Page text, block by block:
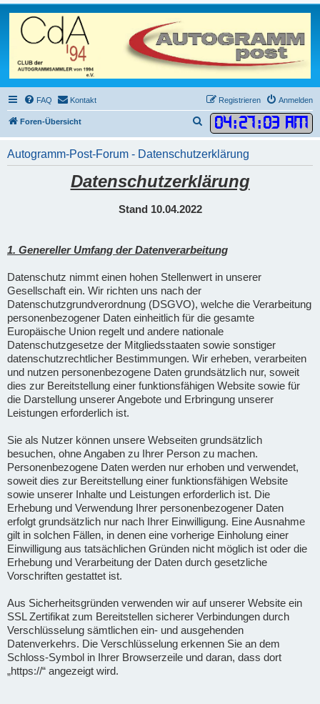
FAQ Kontakt Anmelden
Registrieren
Foren-Übersicht 04:27:04 AM
u
c
e
Autogramm-Post-Forum - Datenschutzerklärung
Datenschutzerklärung
Stand 10.04.2022
1. Genereller Umfang der Datenverarbeitung
Datenschutz nimmt einen hohen Stellenwert in unserer
Gesellschaft ein. Wir richten uns nach der
Datenschutzgrundverordnung (DSGVO), welche die Verarbeitung
personenbezogener Daten einheitlich für die gesamte
Europäische Union regelt und andere nationale
Datenschutzgesetze der Mitgliedsstaaten sowie sonstiger
datenschutzrechtlicher Bestimmungen. Wir erheben, verarbeiten
und nutzen personenbezogene Daten grundsätzlich nur, soweit
dies zur Bereitstellung einer funktionsfähigen Website sowie für
die Darstellung unserer Angebote und Erbringung unserer
Leistungen erforderlich ist.
Sie als Nutzer können unsere Webseiten grundsätzlich
besuchen, ohne Angaben zu Ihrer Person zu machen.
Personenbezogene Daten werden nur erhoben und verwendet,
soweit dies zur Bereitstellung einer funktionsfähigen Website
sowie unserer Inhalte und Leistungen erforderlich ist. Die
Erhebung und Verwendung Ihrer personenbezogener Daten
erfolgt grundsätzlich nur nach Ihrer Einwilligung. Eine Ausnahme
gilt in solchen Fällen, in denen eine vorherige Einholung einer
Einwilligung aus tatsächlichen Gründen nicht möglich ist oder die
Erhebung und Verarbeitung der Daten durch gesetzliche
Vorschriften gestattet ist.
Aus Sicherheitsgründen verwenden wir auf unserer Website ein
SSL Zertifikat zum Bereitstellen sicherer Verbindungen durch
Verschlüsselung sämtlichen ein- und ausgehenden
Datenverkehrs. Die Verschlüsselung erkennen Sie an dem
Schloss-Symbol in Ihrer Browserzeile und daran, dass dort
„https://“ angezeigt wird.